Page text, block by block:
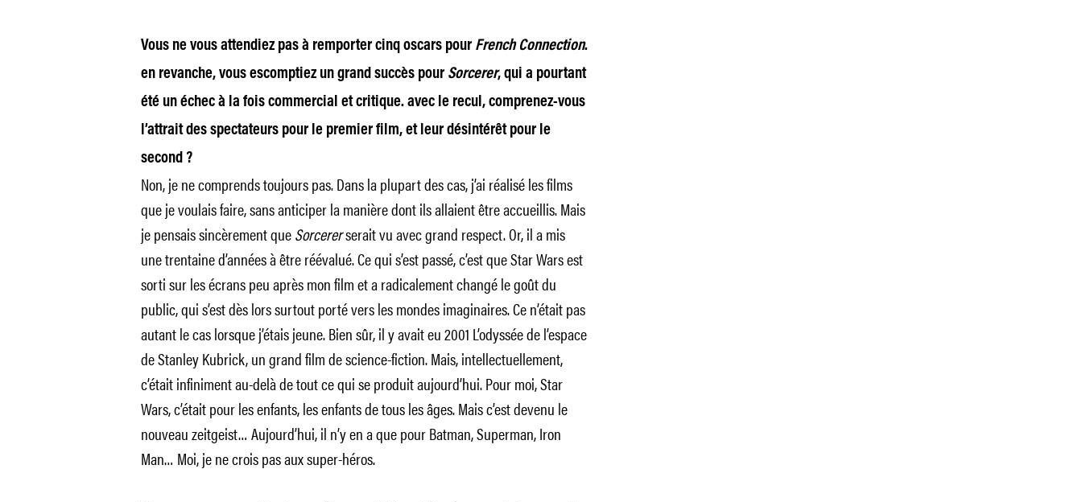
Vous ne vous attendiez pas à remporter cinq oscars pour French Connection.
en revanche, vous escomptiez un grand succès pour Sorcerer, qui a pourtant
été un échec à la fois commercial et critique. avec le recul, comprenez-vous
l’attrait des spectateurs pour le premier film, et leur désintérêt pour le
second ?
Non, je ne comprends toujours pas. Dans la plupart des cas, j’ai réalisé les films
que je voulais faire, sans anticiper la manière dont ils allaient être accueillis. Mais
je pensais sincèrement queSorcererserait vu avec grand respect. Or, il a mis
une trentaine d’années à être réévalué. Ce qui s’est passé, c’est que Star Wars est
sorti sur les écrans peu après mon film et a radicalement changé le goût du
public, qui s’est dès lors surtout porté vers les mondes imaginaires. Ce n’était pas
autant le cas lorsque j’étais jeune. Bien sûr, il y avait eu 2001 L’odyssée de l’espace
de Stanley Kubrick, un grand film de science-fiction. Mais, intellectuellement,
c’était infiniment au-delà de tout ce qui se produit aujourd’hui. Pour moi, Star
Wars, c’était pour les enfants, les enfants de tous les âges. Mais c’est devenu le
nouveau zeitgeist… Aujourd’hui, il n’y en a que pour Batman, Superman, Iron
Man… Moi, je ne crois pas aux super-héros.